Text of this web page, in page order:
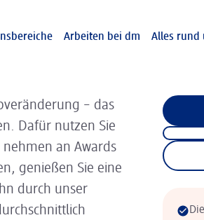
Arbeiten bei dm Alles rund
– das
Dafür nutzen Sie
an Awards
genießen Sie eine
durch unser